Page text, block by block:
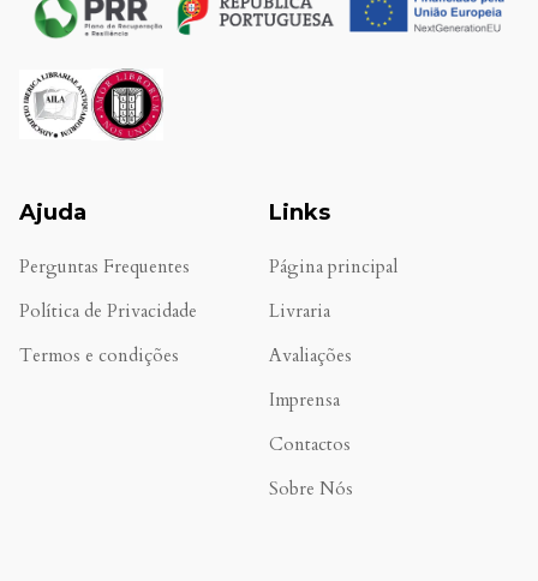
Ajuda
Perguntas Frequentes
Política de Privacidade
Termos e condições
Links
Página principal
Livraria
Avaliações
Imprensa
Contactos
Sobre Nós